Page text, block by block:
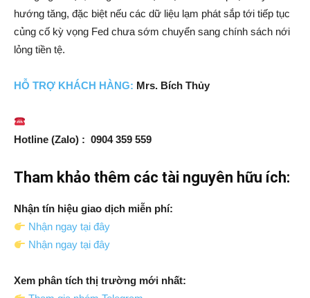
hướng tăng, đặc biệt nếu các dữ liệu lạm phát sắp tới tiếp tục
củng cố kỳ vọng Fed chưa sớm chuyển sang chính sách nới
lỏng tiền tệ.
HỖ TRỢ KHÁCH HÀNG: Mrs. Bích Thủy
Hotline (Zalo) : 0904 359 559
Tham khảo thêm các tài nguyên hữu ích:
Nhận tín hiệu giao dịch miễn phí:
Nhận ngay tại đây
Nhận ngay tại đây
Xem phân tích thị trường mới nhất: